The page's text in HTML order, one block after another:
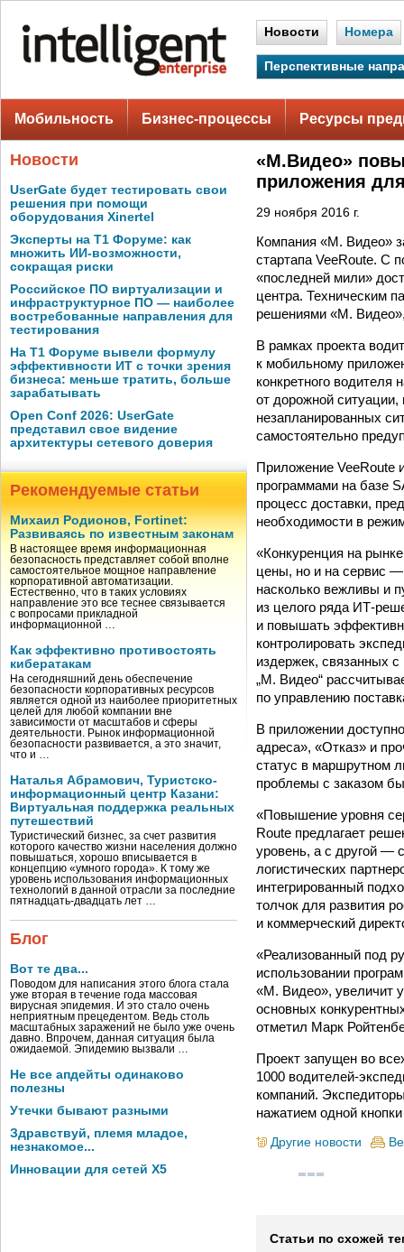
Новости Номера
Перспективные
Мобильность Бизнес-процессы Ресурсы
Новости
UserGate будет тестировать свои
решения при помощи
оборудования Xinertel
Эксперты на Т1 Форуме: как
множить ИИ-возможности,
сокращая риски
Российское ПО виртуализации и
инфраструктурное ПО — наиболее
востребованные направления для
тестирования
На Т1 Форуме вывели формулу
эффективности ИТ с точки зрения
бизнеса: меньше тратить, больше
зарабатывать
Open Conf 2026: UserGate
представил свое видение
архитектуры сетевого доверия
Рекомендуемые статьи
Михаил Родионов, Fortinet:
Развиваясь по известным законам
В настоящее время информационная
безопасность представляет собой вполне
самостоятельное мощное направление
корпоративной автоматизации.
Естественно, что в таких условиях
направление это все теснее связывается
с вопросами прикладной
информационной …
Как эффективно противостоять
кибератакам
На сегодняшний день обеспечение
безопасности корпоративных ресурсов
является одной из наиболее приоритетных
целей для любой компании вне
зависимости от масштабов и сферы
деятельности. Рынок информационной
безопасности развивается, а это значит,
что и …
Наталья Абрамович, Туристско-
информационный центр Казани:
Виртуальная поддержка реальных
путешествий
Туристический бизнес, за счет развития
которого качество жизни населения должно
повышаться, хорошо вписывается в
концепцию «умного города». К тому же
уровень использования информационных
технологий в данной отрасли за последние
пятнадцать-двадцать лет …
Блог
Вот те два...
Поводом для написания этого блога стала
уже вторая в течение года массовая
вирусная эпидемия. И это стало очень
неприятным прецедентом. Ведь столь
масштабных заражений не было уже очень
давно. Впрочем, данная ситуация была
ожидаемой. Эпидемию вызвали …
Не все апдейты одинаково
полезны
Утечки бывают разными
Здравствуй, племя младое,
незнакомое...
Инновации для сетей X5
«М.Видео»
приложения
29 ноября 2016 г.
Компания «М. Видео»
стартапа VeeRoute. С
«последней мили»
центра. Техническим
решениями «М.
В рамках проекта
к мобильному
конкретного водителя
от дорожной ситуации,
незапланированных
самостоятельно
Приложение VeeRoute
программами на базе
процесс доставки,
необходимости в
«Конкуренция на
цены, но и на сервис
насколько вежливы и
из целого ряда ИТ-
и повышать
контролировать
издержек, связанных с
„М. Видео“
по управлению
В приложении
адреса», «Отказ» и
статус в маршрутном
проблемы с заказом
«Повышение уровня
Route предлагает
уровень, а с другой —
логистических
интегрированный
толчок для развития
и коммерческий
«Реализованный под
использовании
«М. Видео», увеличит
основных
отметил Марк
Проект запущен во
1000 водителей-
компаний.
нажатием одной
Другие новости
Статьи по схожей